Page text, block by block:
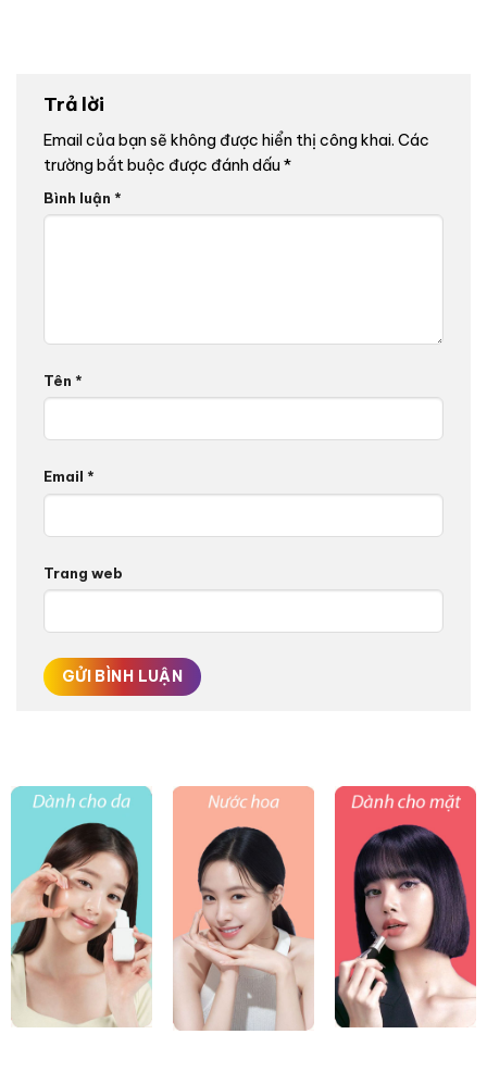
Trả lời
Email của bạn sẽ không được hiển thị công khai. Các
trường bắt buộc được đánh dấu *
Bình luận *
Tên *
Email *
Trang web